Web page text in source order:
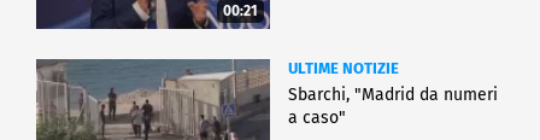
00:21
ULTIME NOTIZIE
Sbarchi, "Madrid da numeri
a caso"